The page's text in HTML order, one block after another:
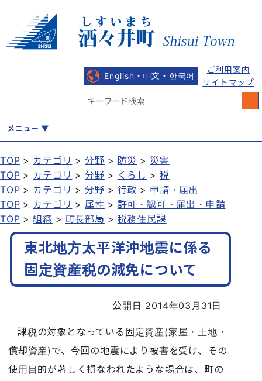
English・中文・한국어
ご利用案内
サイトマップ
メニュー
くらし 健康・福祉 教育・文化 観光・魅力
行政 まちづくり 防災
TOP カテゴリ 分野 防災
災害
TOP
カテゴリ 分野 くらし
税
TOP
カテゴリ 分野 行政
申請・届出
TOP
カテゴリ 属性
許可・認可・届出・申請
TOP
組織 町長部局 税務住民課
東北地方太平洋沖地震に係る
固定資産税の減免について
公開日 2014年03月31日
課税の対象となっている固定資産(家屋・土地・
償却資産)で、今回の地震により被害を受け、その
使用目的が著しく損なわれたような場合は、町の